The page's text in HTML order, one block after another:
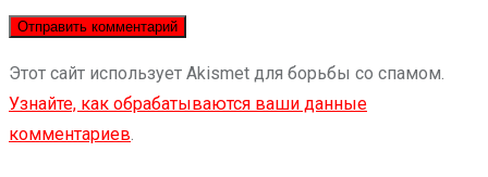
Этот сайт использует Akismet для борьбы со спамом.
Узнайте, как обрабатываются ваши данные
комментариев.